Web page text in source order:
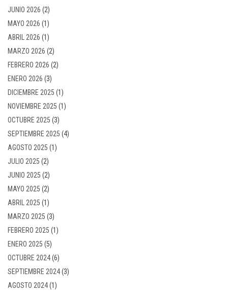
JUNIO 2026 (2)
MAYO 2026 (1)
ABRIL 2026 (1)
MARZO 2026 (2)
FEBRERO 2026 (2)
ENERO 2026 (3)
DICIEMBRE 2025 (1)
NOVIEMBRE 2025 (1)
OCTUBRE 2025 (3)
SEPTIEMBRE 2025 (4)
AGOSTO 2025 (1)
JULIO 2025 (2)
JUNIO 2025 (2)
MAYO 2025 (2)
ABRIL 2025 (1)
MARZO 2025 (3)
FEBRERO 2025 (1)
ENERO 2025 (5)
OCTUBRE 2024(6)
SEPTIEMBRE 2024(3)
AGOSTO 2024(1)